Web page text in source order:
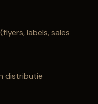
labels, sales
distributie